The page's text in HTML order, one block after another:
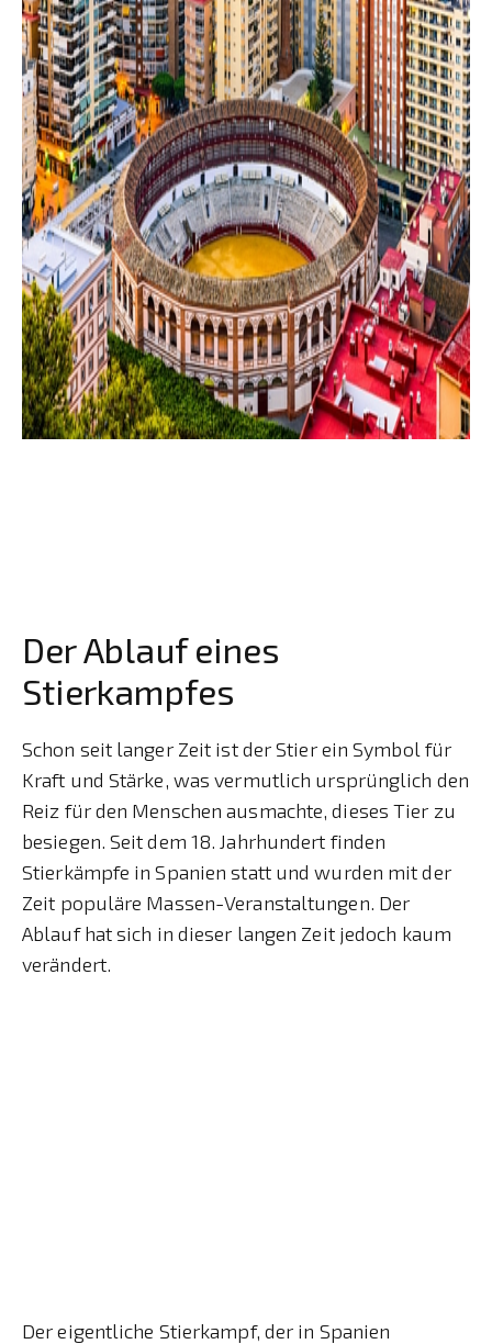
Der Ablauf eines
Stierkampfes
Schon seit langer Zeit ist der Stier ein Symbol für
Kraft und Stärke, was vermutlich ursprünglich den
Reiz für den Menschen ausmachte, dieses Tier zu
besiegen. Seit dem 18. Jahrhundert finden
Stierkämpfe in Spanien statt und wurden mit der
Zeit populäre Massen-Veranstaltungen. Der
Ablauf hat sich in dieser langen Zeit jedoch kaum
verändert.
Der eigentliche Stierkampf, der in Spanien